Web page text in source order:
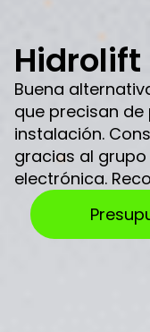
Hidrolift
Buena
que precisan
instalación.
gracias al
electrónica.